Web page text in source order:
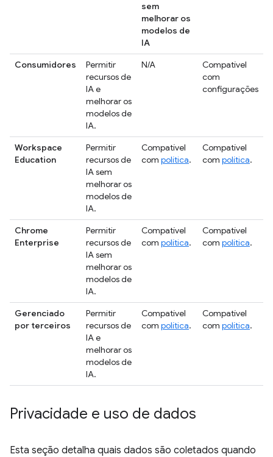
sem
melhorar os
modelos de
IA
Consumidores
Permitir
recursos de
IA e
melhorar os
modelos de
IA.
N/A
Compatível
com
configurações
Workspace
Education
Permitir
recursos de
IA sem
melhorar os
modelos de
IA.
Compatível
com política.
Compatível
com política.
Chrome
Enterprise
Permitir
recursos de
IA sem
melhorar os
modelos de
IA.
Compatível
com política.
Compatível
com política.
Gerenciado
por terceiros
Permitir
recursos de
IA e
melhorar os
modelos de
IA.
Compatível
com política.
Compatível
com política.
Privacidade e uso de dados
Esta seção detalha quais dados são coletados quando